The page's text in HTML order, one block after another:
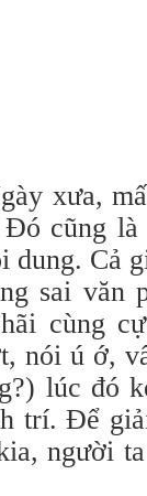
xưa,
cũng là
dung. Cả
sai văn
cùng
nói ú ớ,
lúc đó
trí. Để
người